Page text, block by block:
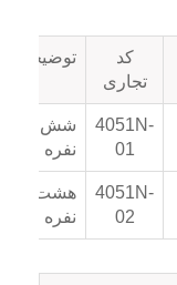
کد
تجاری
توضیحات
4051N-
01
شش
نفره
4051N-
02
هشت
نفره